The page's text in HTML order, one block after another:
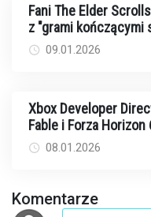
Fani The Elder
z "grami kończącymi
09.01.2026
Xbox Developer
Fable i Forza
08.01.2026
Komentarze